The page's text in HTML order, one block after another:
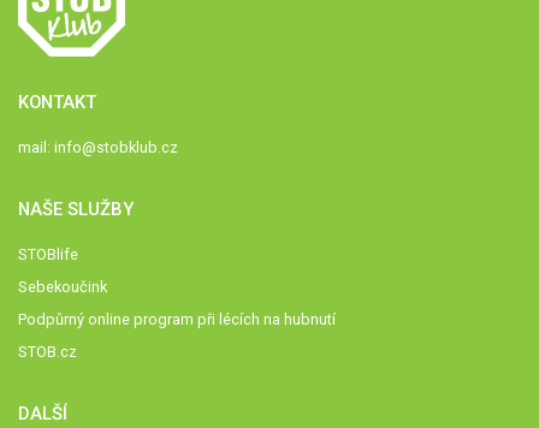
KONTAKT
mail: info@stobklub.cz
NAŠE SLUŽBY
STOBlife
Sebekoučink
Podpůrný online program při lécích na hubnutí
STOB.cz
DALŠÍ